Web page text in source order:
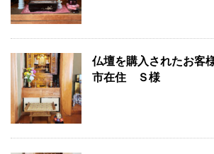
仏壇を購入されたお客
市在住 Ｓ様